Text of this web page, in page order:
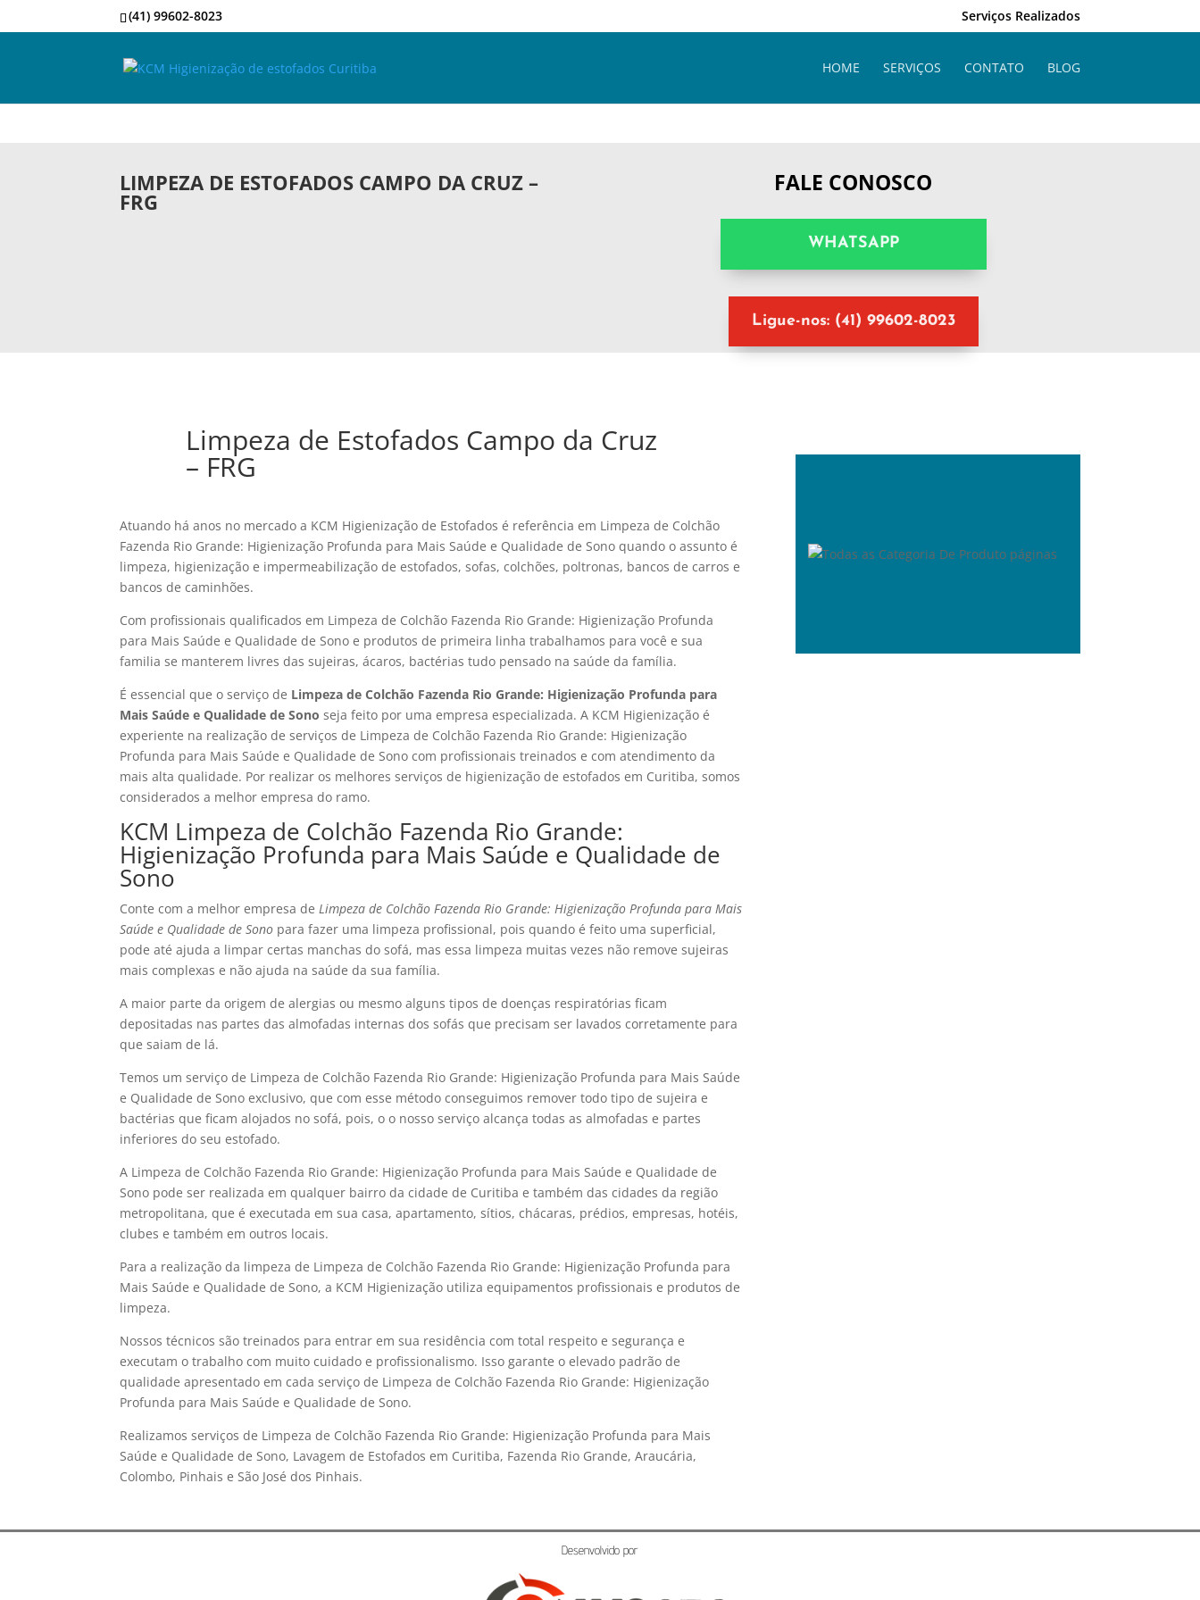
(41) 99602-8023 Serviços Realizados
HOME SERVIÇOS CONTATO BLOG
LIMPEZA DE ESTOFADOS CAMPO DA CRUZ –
FRG
FALE CONOSCO
WHATSAPP
Ligue-nos: (41) 99602-8023
Limpeza de Estofados Campo da Cruz
– FRG
Atuando há anos no mercado a KCM Higienização de Estofados é referência em Limpeza de Colchão
Fazenda Rio Grande: Higienização Profunda para Mais Saúde e Qualidade de Sono quando o assunto é
limpeza, higienização e impermeabilização de estofados, sofas, colchões, poltronas, bancos de carros e
bancos de caminhões.
Com profissionais qualificados em Limpeza de Colchão Fazenda Rio Grande: Higienização Profunda
para Mais Saúde e Qualidade de Sono e produtos de primeira linha trabalhamos para você e sua
familia se manterem livres das sujeiras, ácaros, bactérias tudo pensado na saúde da família.
É essencial que o serviço de Limpeza de Colchão Fazenda Rio Grande: Higienização Profunda para
Mais Saúde e Qualidade de Sono seja feito por uma empresa especializada. A KCM Higienização é
experiente na realização de serviços de Limpeza de Colchão Fazenda Rio Grande: Higienização
Profunda para Mais Saúde e Qualidade de Sono com profissionais treinados e com atendimento da
mais alta qualidade. Por realizar os melhores serviços de higienização de estofados em Curitiba, somos
considerados a melhor empresa do ramo.
KCM Limpeza de Colchão Fazenda Rio Grande:
Higienização Profunda para Mais Saúde e Qualidade de
Sono
Conte com a melhor empresa deLimpeza de Colchão Fazenda Rio Grande: Higienização Profunda para Mais
Saúde e Qualidade de Sono para fazer uma limpeza profissional, pois quando é feito uma superficial,
pode até ajuda a limpar certas manchas do sofá, mas essa limpeza muitas vezes não remove sujeiras
mais complexas e não ajuda na saúde da sua família.
A maior parte da origem de alergias ou mesmo alguns tipos de doenças respiratórias ficam
depositadas nas partes das almofadas internas dos sofás que precisam ser lavados corretamente para
que saiam de lá.
Temos um serviço de Limpeza de Colchão Fazenda Rio Grande: Higienização Profunda para Mais Saúde
e Qualidade de Sono exclusivo, que com esse método conseguimos remover todo tipo de sujeira e
bactérias que ficam alojados no sofá, pois, o o nosso serviço alcança todas as almofadas e partes
inferiores do seu estofado.
A Limpeza de Colchão Fazenda Rio Grande: Higienização Profunda para Mais Saúde e Qualidade de
Sono pode ser realizada em qualquer bairro da cidade de Curitiba e também das cidades da região
metropolitana, que é executada em sua casa, apartamento, sítios, chácaras, prédios, empresas, hotéis,
clubes e também em outros locais.
Para a realização da limpeza de Limpeza de Colchão Fazenda Rio Grande: Higienização Profunda para
Mais Saúde e Qualidade de Sono, a KCM Higienização utiliza equipamentos profissionais e produtos de
limpeza.
Nossos técnicos são treinados para entrar em sua residência com total respeito e segurança e
executam o trabalho com muito cuidado e profissionalismo. Isso garante o elevado padrão de
qualidade apresentado em cada serviço de Limpeza de Colchão Fazenda Rio Grande: Higienização
Profunda para Mais Saúde e Qualidade de Sono.
Realizamos serviços de Limpeza de Colchão Fazenda Rio Grande: Higienização Profunda para Mais
Saúde e Qualidade de Sono, Lavagem de Estofados em Curitiba, Fazenda Rio Grande, Araucária,
Colombo, Pinhais e São José dos Pinhais.
Desenvolvido por